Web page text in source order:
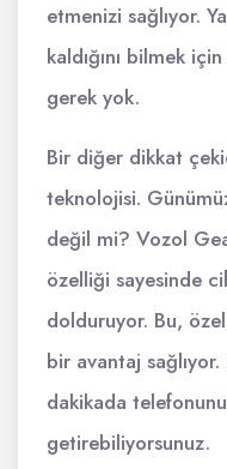
etmenizi sağlıyor.
kaldığını bilmek
gerek yok.
Bir diğer dikkat
teknolojisi.
değil mi? Vozol
özelliği sayesinde
dolduruyor. Bu,
bir avantaj
dakikada
getirebiliyorsunuz.